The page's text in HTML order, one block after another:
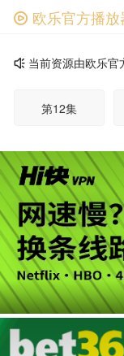
 欧乐官方播放
当前资源由欧乐官
第12集
第06集
第03集